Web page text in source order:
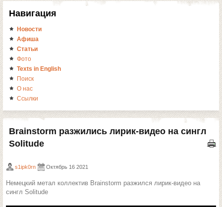
Навигация
Новости
Афиша
Статьи
Фото
Texts in English
Поиск
О нас
Ссылки
Brainstorm разжились лирик-видео на сингл
Solitude
s1ipk0rn Октябрь 16 2021
Немецкий метал коллектив Brainstorm разжился лирик-видео на
сингл Solitude